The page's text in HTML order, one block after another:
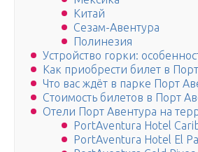
Китай
Сезам-Авентура
Полинезия
Устройство горки:
Как приобрести билет в
Что вас ждёт в парке Порт
Стоимость билетов в Порт
Отели Порт Авентура на
PortAventura Hotel
PortAventura Hotel El